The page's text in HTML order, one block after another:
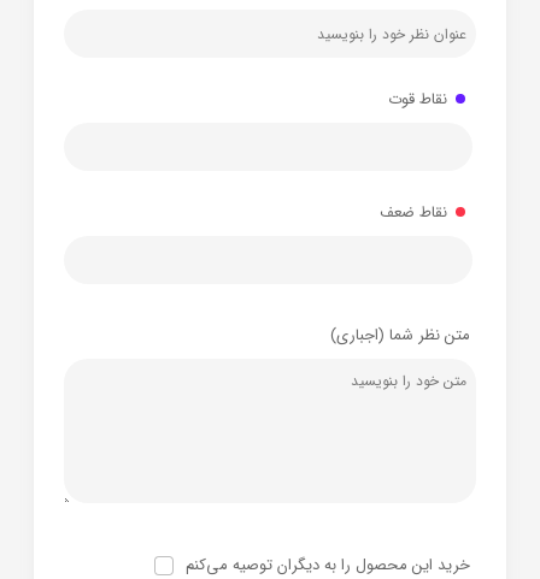
نقاط قوت
نقاط ضعف
متن نظر شما (اجباری)
خرید این محصول را به دیگران توصیه می‌کنم